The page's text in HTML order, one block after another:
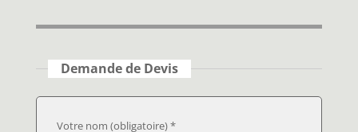
Demande de Devis
Votre nom (obligatoire) *